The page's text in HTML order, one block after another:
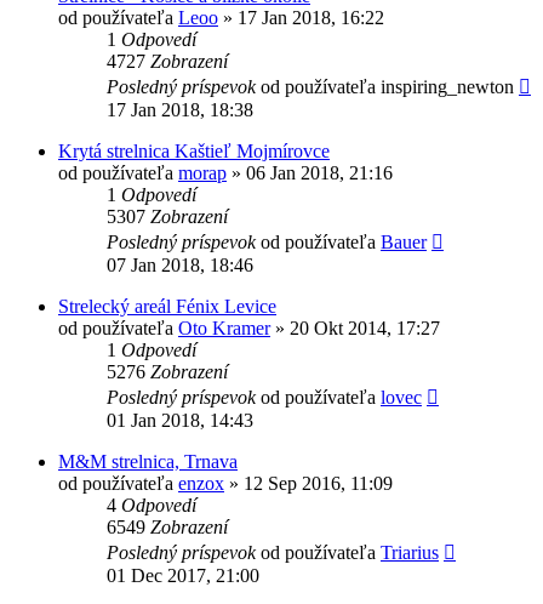
od používateľa Leoo » 17 Jan 2018, 16:22
1 Odpovedí
4727 Zobrazení
Posledný príspevokod používateľa inspiring_newton
17 Jan 2018, 18:38
Krytá strelnica Kaštieľ Mojmírovce
od používateľa morap » 06 Jan 2018, 21:16
1 Odpovedí
5307 Zobrazení
Posledný príspevokod používateľa Bauer
07 Jan 2018, 18:46
Strelecký areál Fénix Levice
od používateľa Oto Kramer» 20 Okt 2014, 17:27
1 Odpovedí
5276 Zobrazení
Posledný príspevokod používateľa lovec
01 Jan 2018, 14:43
M&M strelnica, Trnava
od používateľa enzox » 12 Sep 2016, 11:09
4 Odpovedí
6549 Zobrazení
Posledný príspevokod používateľa Triarius
01 Dec 2017, 21:00